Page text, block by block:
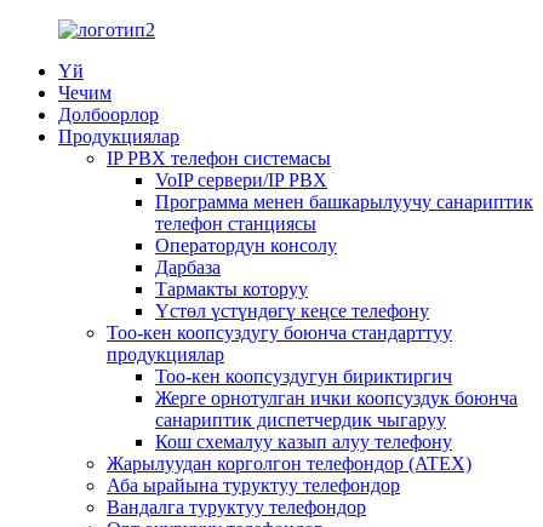
Үй
Чечим
Долбоорлор
Продукциялар
IP PBX телефон системасы
VoIP сервери/IP PBX
Программа менен башкарылуучу санариптик
телефон станциясы
Оператордун консолу
Дарбаза
Тармакты которуу
Үстөл үстүндөгү кеңсе телефону
Тоо-кен коопсуздугу боюнча стандарттуу
продукциялар
Тоо-кен коопсуздугун бириктиргич
Жерге орнотулган ички коопсуздук боюнча
санариптик диспетчердик чыгаруу
Кош схемалуу казып алуу телефону
Жарылуудан корголгон телефондор (ATEX)
Аба ырайына туруктуу телефондор
Вандалга туруктуу телефондор